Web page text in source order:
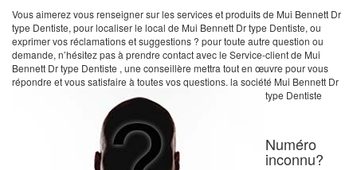
Vous aimerez vous renseigner sur les services et produits de Mui Bennett Dr
type Dentiste, pour localiser le local de Mui Bennett Dr type Dentiste, ou
exprimer vos réclamations et suggestions ? pour toute autre question ou
demande, n’hésitez pas à prendre contact avec le Service-client de Mui
Bennett Dr type Dentiste , une conseillère mettra tout en œuvre pour vous
répondre et vous satisfaire à toutes vos questions. la société Mui Bennett Dr
type Dentiste
Numéro
inconnu?